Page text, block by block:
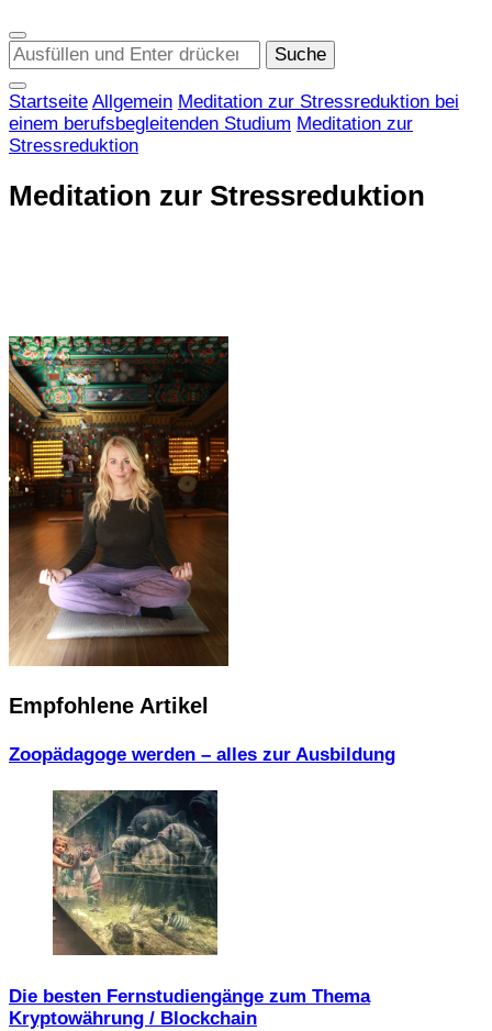
Suchst
du
nach
etwas?
Startseite Allgemein Meditation zur Stressreduktion bei
einem berufsbegleitenden Studium Meditation zur
Stressreduktion
Meditation zur Stressreduktion
Empfohlene Artikel
Zoopädagoge werden – alles zur Ausbildung
Die besten Fernstudiengänge zum Thema
Kryptowährung / Blockchain